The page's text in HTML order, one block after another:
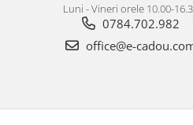
Luni - Vineri orele 10.00-
0784.702.982
office@e-